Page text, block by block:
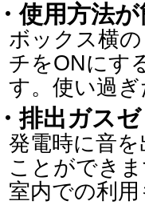
・使用方法
ボックス横
チをONにす
す。使い過
・排出ガス
発電時に音
ことができ
室内での利